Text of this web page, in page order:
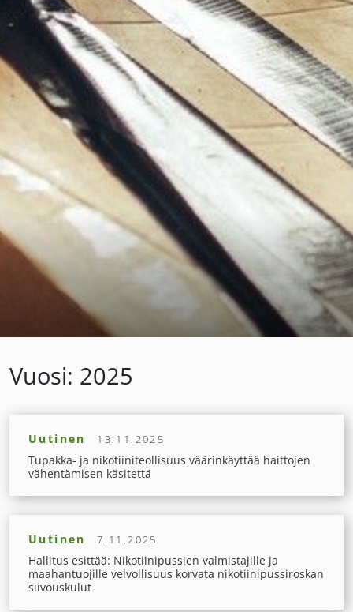
Vuosi: 2025
Uutinen 13.11.2025
Tupakka- ja nikotiiniteollisuus väärinkäyttää haittojen
vähentämisen käsitettä
Uutinen 7.11.2025
Hallitus esittää: Nikotiinipussien valmistajille ja
maahantuojille velvollisuus korvata nikotiinipussiroskan
siivouskulut